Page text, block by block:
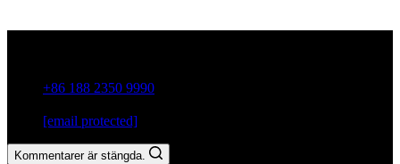
+86 188 2350 9990
[email protected]
Kommentarer är stängda.